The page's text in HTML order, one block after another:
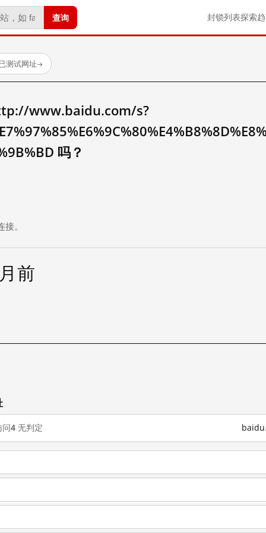
查询 封锁列表探索
测试网址→
www.baidu.com/s?
吗？
。
前
问4 无判定